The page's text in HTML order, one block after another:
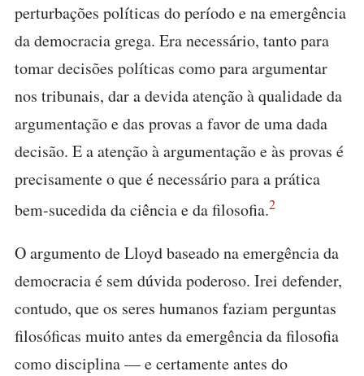
perturbações políticas do período e na emergência
da democracia grega. Era necessário, tanto para
tomar decisões políticas como para argumentar
nos tribunais, dar a devida atenção à qualidade da
argumentação e das provas a favor de uma dada
decisão. E a atenção à argumentação e às provas é
precisamente o que é necessário para a prática
bem-sucedida da ciência e da filosofia.2
O argumento de Lloyd baseado na emergência da
democracia é sem dúvida poderoso. Irei defender,
contudo, que os seres humanos faziam perguntas
filosóficas muito antes da emergência da filosofia
como disciplina — e certamente antes do